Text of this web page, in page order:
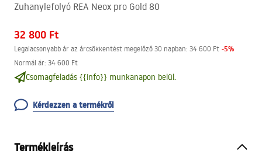
Zuhanylefolyó REA Neox pro Gold 80
32 800 Ft
Legalacsonyabb ár az árcsökkentést megelőző 30 napban: 34 600 Ft -5%
Normál ár: 34 600 Ft
Csomagfeladás {{info}} munkanapon belül.
Kérdezzen a termékről
Termékleírás